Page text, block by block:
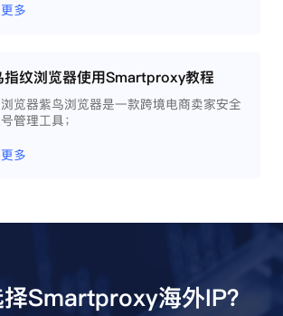
多
指纹浏览器使用Smartproxy教程
览器紫鸟浏览器是一款跨境电商卖家安全
管理工具；
多
Smartproxy海外IP？